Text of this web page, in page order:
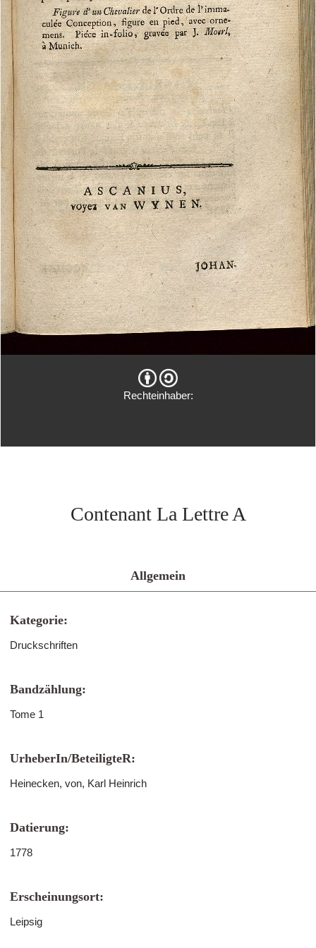
Rechteinhaber:
Contenant La Lettre A
Allgemein
Kategorie:
Druckschriften
Bandzählung:
Tome 1
UrheberIn/BeteiligteR:
Heinecken, von, Karl Heinrich
Datierung:
1778
Erscheinungsort:
Leipsig